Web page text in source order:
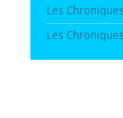
Les
Les